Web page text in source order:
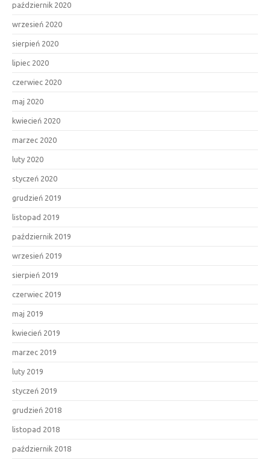
październik 2020
wrzesień 2020
sierpień 2020
lipiec 2020
czerwiec 2020
maj 2020
kwiecień 2020
marzec 2020
luty 2020
styczeń 2020
grudzień 2019
listopad 2019
październik 2019
wrzesień 2019
sierpień 2019
czerwiec 2019
maj 2019
kwiecień 2019
marzec 2019
luty 2019
styczeń 2019
grudzień 2018
listopad 2018
październik 2018